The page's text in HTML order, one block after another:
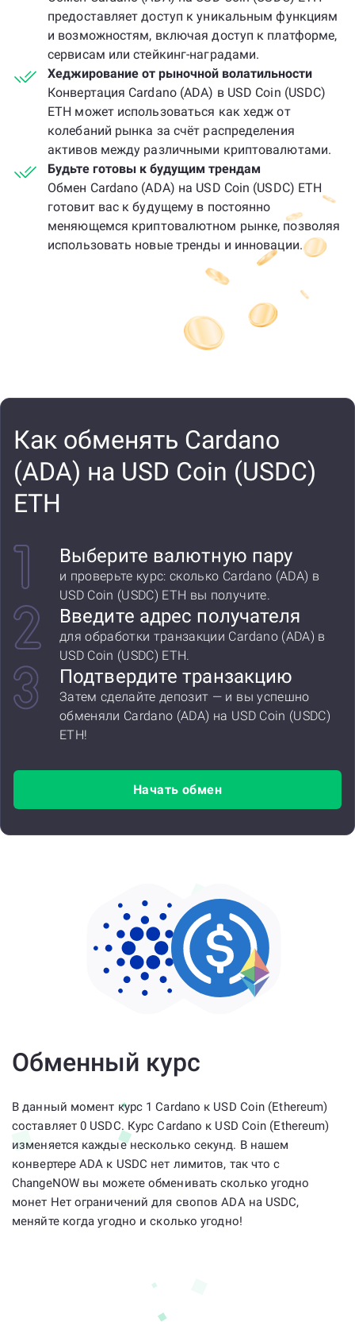
предоставляет доступ к уникальным функциям
и возможностям, включая доступ к платформе,
сервисам или стейкинг-наградами.
Хеджирование от рыночной волатильности
Конвертация Cardano (ADA) в USD Coin (USDC)
ETH может использоваться как хедж от
колебаний рынка за счёт распределения
активов между различными криптовалютами.
Будьте готовы к будущим трендам
Обмен Cardano (ADA) на USD Coin (USDC) ETH
готовит вас к будущему в постоянно
меняющемся криптовалютном рынке, позволяя
использовать новые тренды и инновации.
Как обменять Cardano
(ADA) на USD Coin (USDC)
ETH
Выберите валютную пару
и проверьте курс: сколько Cardano (ADA) в
USD Coin (USDC) ETH вы получите.
Введите адрес получателя
для обработки транзакции Cardano (ADA) в
USD Coin (USDC) ETH.
Подтвердите транзакцию
Затем сделайте депозит — и вы успешно
обменяли Cardano (ADA) на USD Coin (USDC)
ETH!
Начать обмен
Обменный курс
В данный момент курс 1 Cardano к USD Coin (Ethereum)
составляет 0 USDC. Курс Cardano к USD Coin (Ethereum)
изменяется каждые несколько секунд. В нашем
конвертере ADA к USDC нет лимитов, так что с
ChangeNOW вы можете обменивать сколько угодно
монет Нет ограничений для свопов ADA на USDC,
меняйте когда угодно и сколько угодно!